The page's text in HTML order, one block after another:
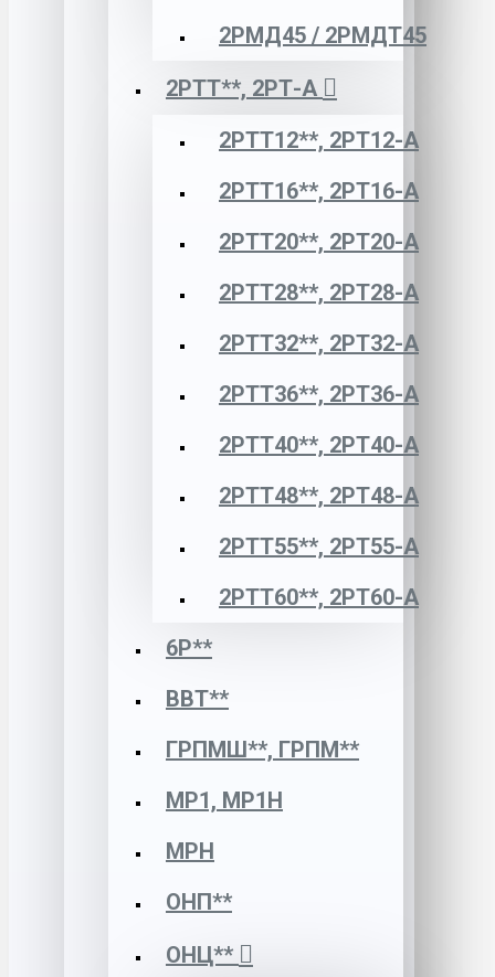
2РМД45 / 2РМДТ45
2РТТ**, 2РТ-А
2РТТ12**, 2РТ12-А
2РТТ16**, 2РТ16-А
2РТТ20**, 2РТ20-А
2РТТ28**, 2РТ28-А
2РТТ32**, 2РТ32-А
2РТТ36**, 2РТ36-А
2РТТ40**, 2РТ40-А
2РТТ48**, 2РТ48-А
2РТТ55**, 2РТ55-А
2РТТ60**, 2РТ60-А
6Р**
ВВТ**
ГРПМШ**, ГРПМ**
МР1, МР1Н
МРН
ОНП**
ОНЦ**